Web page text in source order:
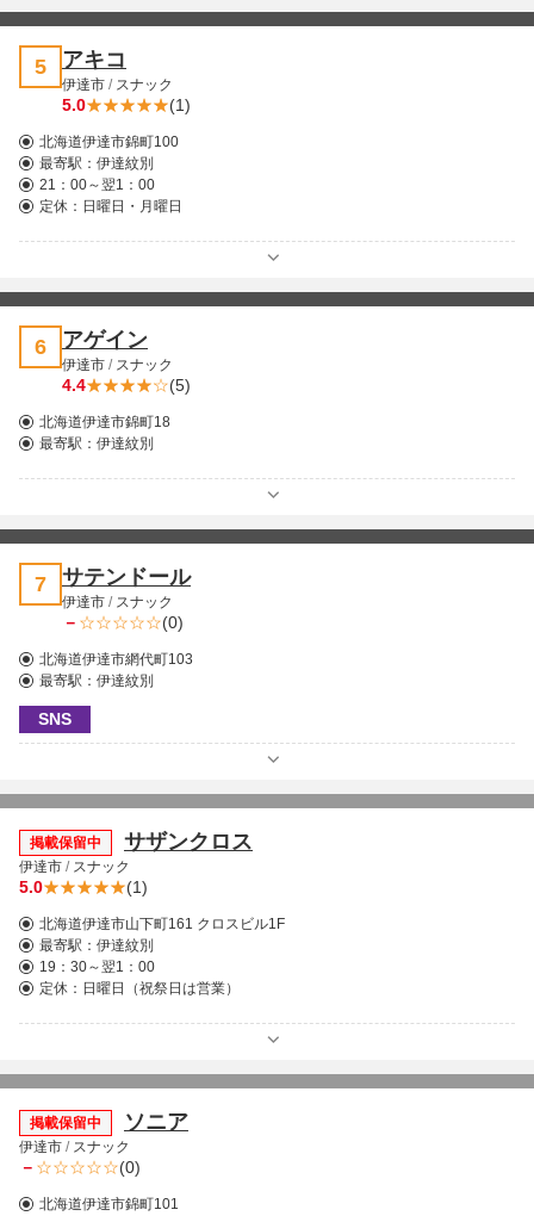
5 アキコ
伊達市 / スナック
5.0 (1)
北海道伊達市錦町100
最寄駅： 伊達紋別
21：00～翌1：00
定休：日曜日・月曜日
6 アゲイン
伊達市 / スナック
4.4 (5)
北海道伊達市錦町18
最寄駅： 伊達紋別
7 サテンドール
伊達市 / スナック
－ (0)
北海道伊達市網代町103
最寄駅： 伊達紋別
SNS
掲載保留中 サザンクロス
伊達市 / スナック
5.0 (1)
北海道伊達市山下町161 クロスビル1F
最寄駅： 伊達紋別
19：30～翌1：00
定休：日曜日（祝祭日は営業）
掲載保留中 ソニア
伊達市 / スナック
－ (0)
北海道伊達市錦町101